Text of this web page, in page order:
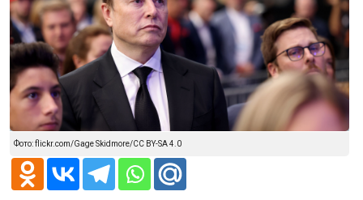
Фото: flickr.com/Gage Skidmore/CC BY-SA 4.0